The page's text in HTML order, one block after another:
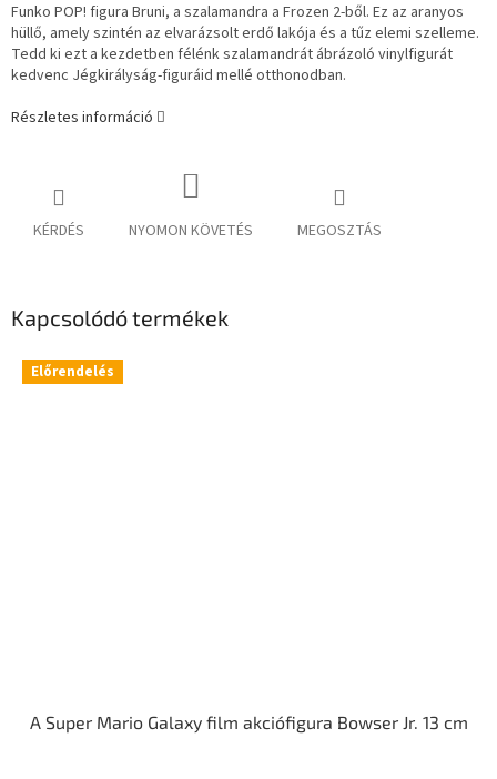
Funko POP! figura Bruni, a szalamandra a Frozen 2-ből. Ez az aranyos
hüllő, amely szintén az elvarázsolt erdő lakója és a tűz elemi szelleme.
Tedd ki ezt a kezdetben félénk szalamandrát ábrázoló vinylfigurát
kedvenc Jégkirályság-figuráid mellé otthonodban.
Részletes információ
KÉRDÉS NYOMON KÖVETÉS MEGOSZTÁS
Kapcsolódó termékek
Előrendelés
A Super Mario Galaxy film akciófigura Bowser Jr. 13 cm